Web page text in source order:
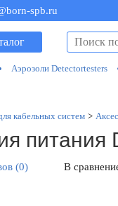
spb.ru
Аэрозоли Detectortesters
кабельных систем >
(0) В